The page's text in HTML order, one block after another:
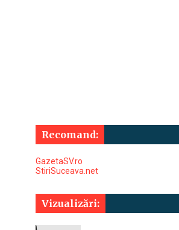
Recomand:
GazetaSV.ro
StiriSuceava.net
Vizualizări: